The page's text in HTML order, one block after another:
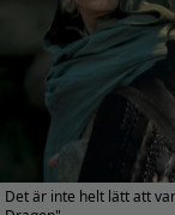
Det är inte helt lätt att